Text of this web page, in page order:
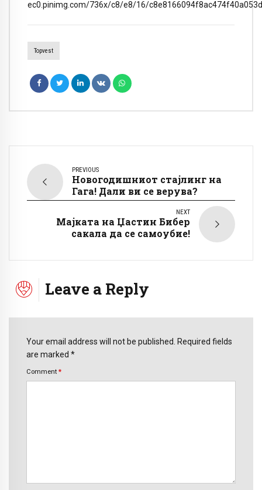
Topvest
PREVIOUS
Новогодишниот стајлинг на
Гага! Дали ви се верува?
NEXT
Мајката на Џастин Бибер
сакала да се самоубие!
Leave a Reply
Your email address will not be published. Required fields
are marked *
Comment *